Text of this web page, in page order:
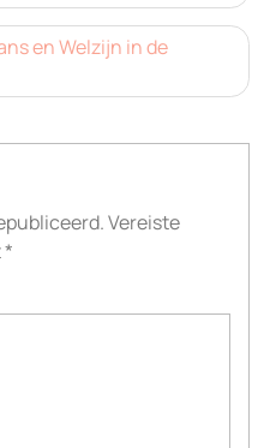
en Welzijn in de
Vereiste
*